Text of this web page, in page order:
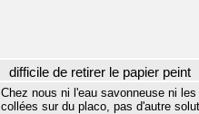
difficile de retirer le papier peint
Chez nous ni l'eau savonneuse ni
collées sur du placo, pas d'autre